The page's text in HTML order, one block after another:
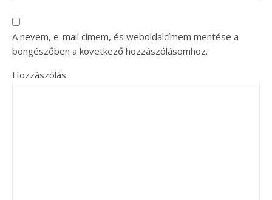
A nevem, e-mail címem, és weboldalcímem mentése a
böngészőben a következő hozzászólásomhoz.
Hozzászólás